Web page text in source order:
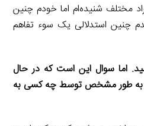
مختلف شنیده‌ام اما خودم چنین
چنین استدلالی یک سوء تفاهم
اما سوال این است که در حال
به طور مشخص توسط چه کسی به